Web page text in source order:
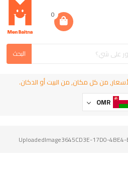
0
البحث
من كل مكان, من البيت أو الدكان.
OMR
UploadedImage3645CD3E-17D0-